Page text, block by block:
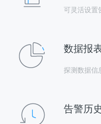
可灵活设置
数据报
探测数据信
告警历史